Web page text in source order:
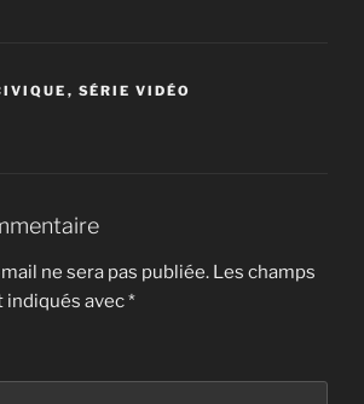
, SÉRIE VIDÉO
ne sera pas publiée. Les champs
avec*